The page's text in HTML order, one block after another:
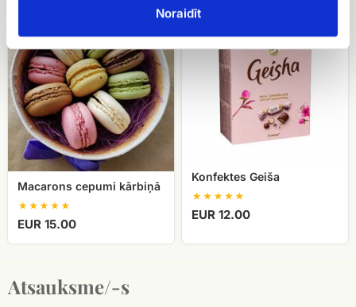
Noraidīt
kārbiņā
Macarons cepumi kārbiņā
EUR 15.00
Geiša
Konfektes Geiša
EUR 12.00
Atsauksme/-s